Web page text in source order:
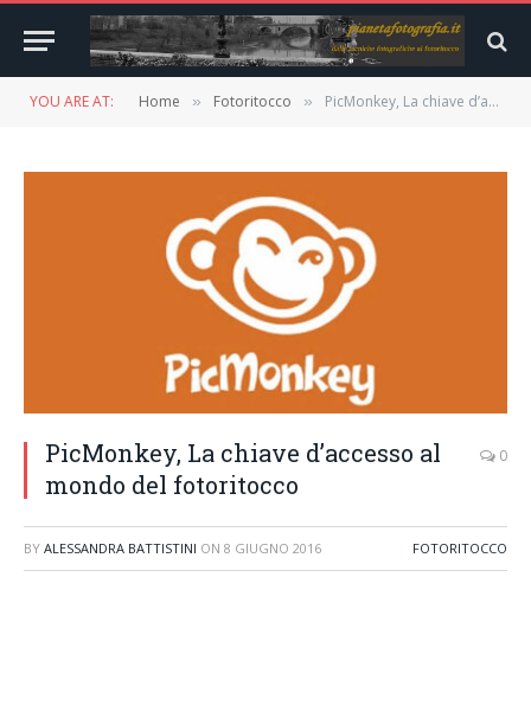
YOU ARE AT: Home » Fotoritocco » PicMonkey, La chiave d’accesso al mondo del fotoritocco
PicMonkey, La chiave d’accesso al
mondo del fotoritocco
0
BY ALESSANDRA BATTISTINI ON 8 GIUGNO 2016 FOTORITOCCO